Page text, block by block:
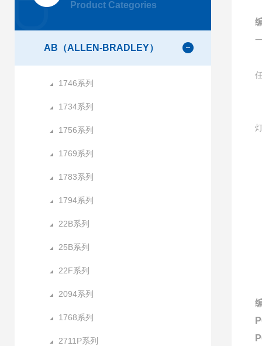
Product Categories
AB（ALLEN-BRADLEY）
1746系列
1734系列
1756系列
1769系列
1783系列
1794系列
22B系列
25B系列
22F系列
2094系列
1768系列
2711P系列